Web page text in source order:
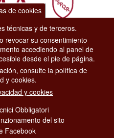
Sport, Turismo e Moda.
TEL. 06 06 08
de cookies
técnicas y de terceros.
revocar su consentimiento
accediendo al panel de
desde el pie de página.
consulte la política de
y cookies.
y cookies
Obbligatori
del sito
Facebook